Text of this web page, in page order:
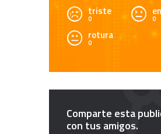
triste
0 0
rotura
0
Comparte esta
con tus amigos.